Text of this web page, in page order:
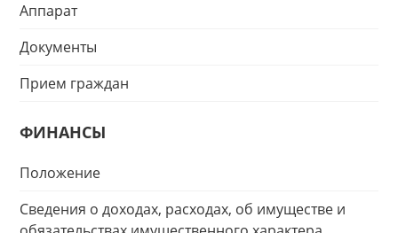
Аппарат
Документы
Прием граждан
ФИНАНСЫ
Положение
Сведения о доходах, расходах, об имуществе и